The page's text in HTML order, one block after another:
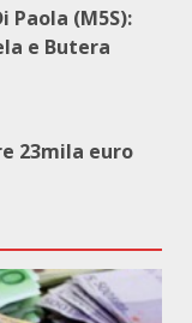
Paola (M5S):
e Butera
23mila euro